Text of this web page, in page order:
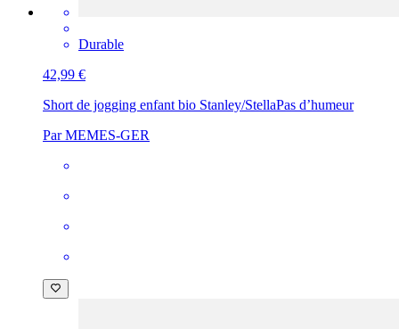
Durable
42,99 €
Short de jogging enfant bio Stanley/StellaPas d’humeur
Par MEMES-GER